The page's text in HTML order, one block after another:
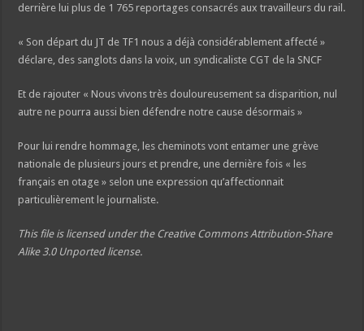
derrière lui plus de 1 765 reportages consacrés aux travailleurs du rail.
« Son départ du JT de TF1 nous a déjà considérablement affecté »
déclare, des sanglots dans la voix, un syndicaliste CGT de la SNCF
Et de rajouter « Nous vivons très douloureusement sa disparition, nul
autre ne pourra aussi bien défendre notre cause désormais »
Pour lui rendre hommage, les cheminots vont entamer une grève
nationale de plusieurs jours et prendre, une dernière fois « les
français en otage » selon une expression qu’affectionnait
particulièrement le journaliste.
This file is licensed under the Creative Commons Attribution-Share
Alike 3.0 Unported license.